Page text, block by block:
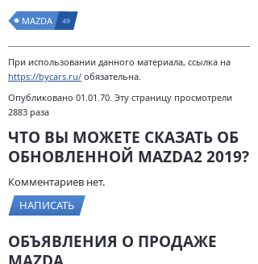
MAZDA 49
При использовании данного материала, ссылка на
https://bycars.ru/ обязательна.
Опубликовано 01.01.70. Эту страницу просмотрели
2883 раза
ЧТО ВЫ МОЖЕТЕ СКАЗАТЬ ОБ
ОБНОВЛЕННОЙ MAZDA2 2019?
Комментариев нет.
НАПИСАТЬ
ОБЪЯВЛЕНИЯ О ПРОДАЖЕ